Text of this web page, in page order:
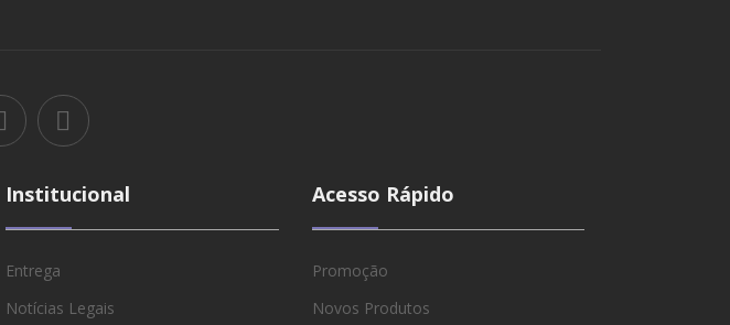
Institucional
Entrega
Notícias Legais
Acesso Rápido
Promoção
Novos Produtos